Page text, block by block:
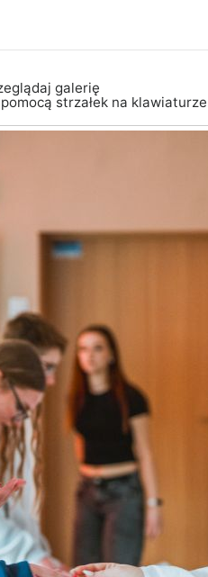
galerię
strzałek na